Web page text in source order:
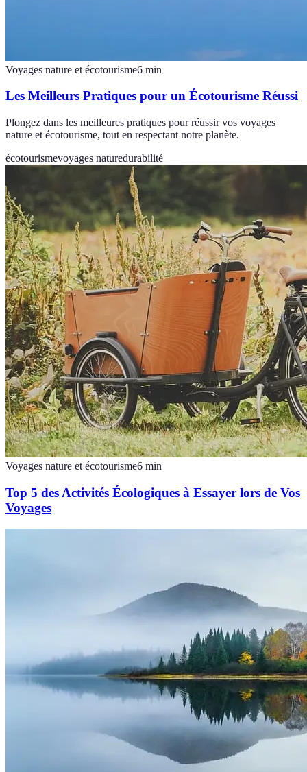
Voyages nature et écotourisme6 min
Les Meilleurs Pratiques pour un Écotourisme Réussi
Plongez dans les meilleures pratiques pour réussir vos voyages
nature et écotourisme, tout en respectant notre planète.
écotourismevoyages naturedurabilité
Voyages nature et écotourisme6 min
Top 5 des Activités Écologiques à Essayer lors de Vos
Voyages